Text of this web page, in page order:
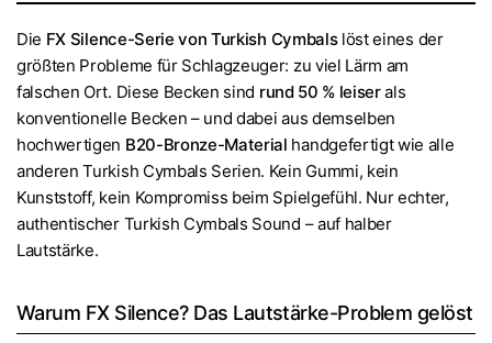
Die FX Silence-Serie von Turkish Cymbalslöst eines der
größten Probleme für Schlagzeuger: zu viel Lärm am
falschen Ort. Diese Becken sind rund 50 % leiserals
konventionelle Becken – und dabei aus demselben
hochwertigen B20-Bronze-Material handgefertigt wie alle
anderen Turkish Cymbals Serien. Kein Gummi, kein
Kunststoff, kein Kompromiss beim Spielgefühl. Nur echter,
authentischer Turkish Cymbals Sound – auf halber
Lautstärke.
Warum FX Silence? Das Lautstärke-Problem gelöst